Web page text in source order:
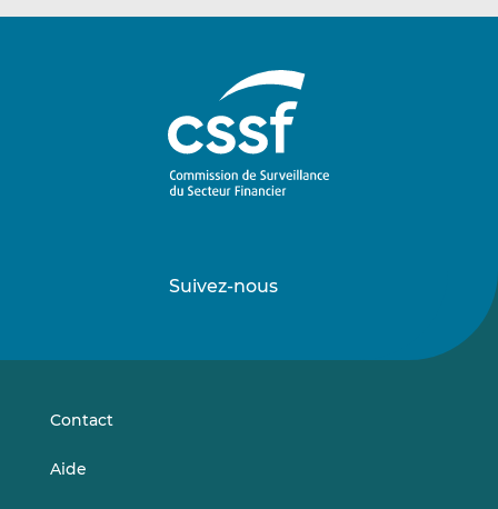
Suivez-nous
sursur
Contact
Aide